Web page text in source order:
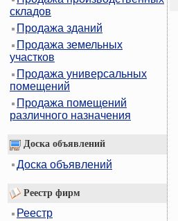
складов
Продажа зданий
Продажа земельных
участков
Продажа универсальных
помещений
Продажа помещений
различного назначения
Доска объявлений
Доска объявлений
Реестр фирм
Реестр